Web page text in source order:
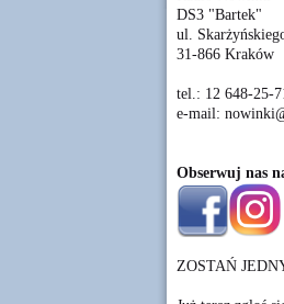
DS3 "Bartek"
ul.
31-866 Kraków
tel.: 12 648-25-
e-mail:
Obserwuj nas
ZOSTAŃ